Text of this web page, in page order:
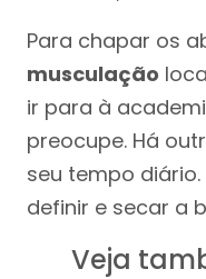
Para chapar os
musculação
ir para à
preocupe. Há
seu tempo
definir e secar a
Veja